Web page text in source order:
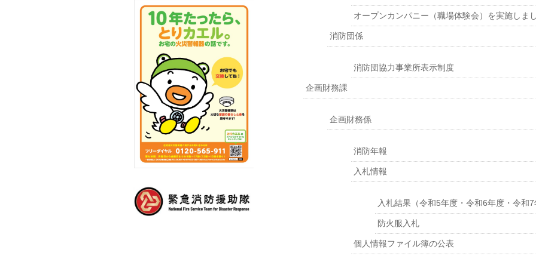
オープンカンパニー（職場体験会）を実施しま
消防団係
消防団協力事業所表示制度
企画財務課
企画財務係
消防年報
入札情報
入札結果（令和5年度・令和6年度・令和
防火服入札
個人情報ファイル簿の公表